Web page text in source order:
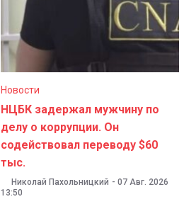
Новости
НЦБК задержал мужчину по
делу о коррупции. Он
содействовал переводу $60
тыс.
Николай Пахольницкий - 07 Авг. 2026
13:50